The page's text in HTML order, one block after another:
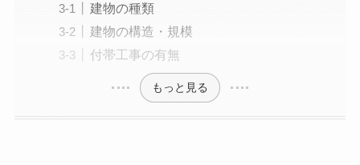
建物の種類
建物の構造・規模
付帯工事の有無
もっと見る